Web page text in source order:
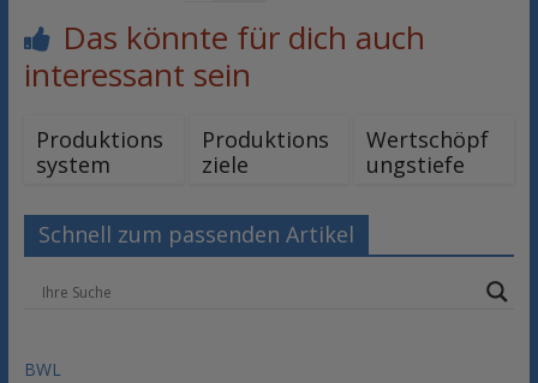
Das könnte für dich auch
interessant sein
Produktions
system
Produktions
ziele
Wertschöpf
ungstiefe
Schnell zum passenden Artikel
BWL